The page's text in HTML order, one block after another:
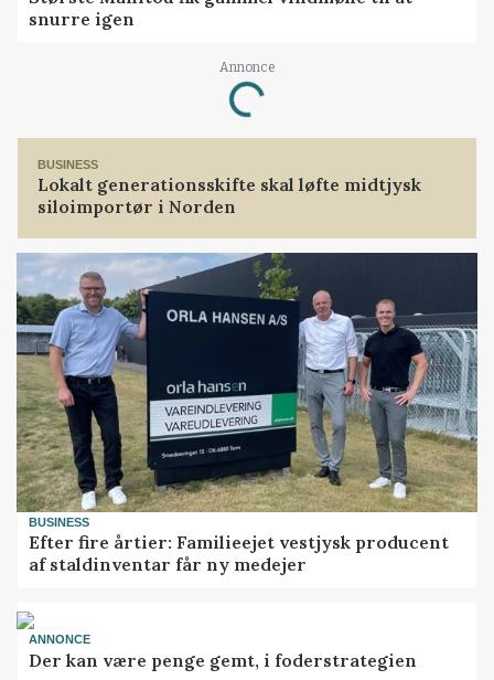
snurre igen
Annonce
Loading...
BUSINESS
Lokalt generationsskifte skal løfte midtjysk
siloimportør i Norden
BUSINESS
Efter fire årtier: Familieejet vestjysk producent
af staldinventar får ny medejer
ANNONCE
Der kan være penge gemt, i foderstrategien